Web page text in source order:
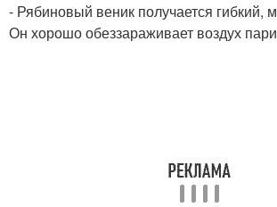
- Рябиновый веник получается гибкий,
Он хорошо обеззараживает воздух